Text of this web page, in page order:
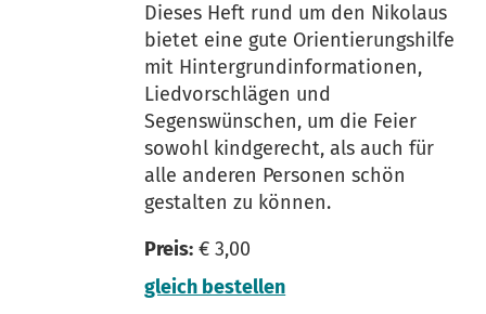
Dieses Heft rund um den Nikolaus
bietet eine gute Orientierungshilfe
mit Hintergrundinformationen,
Liedvorschlägen und
Segenswünschen, um die Feier
sowohl kindgerecht, als auch für
alle anderen Personen schön
gestalten zu können.
Preis: € 3,00
gleich bestellen